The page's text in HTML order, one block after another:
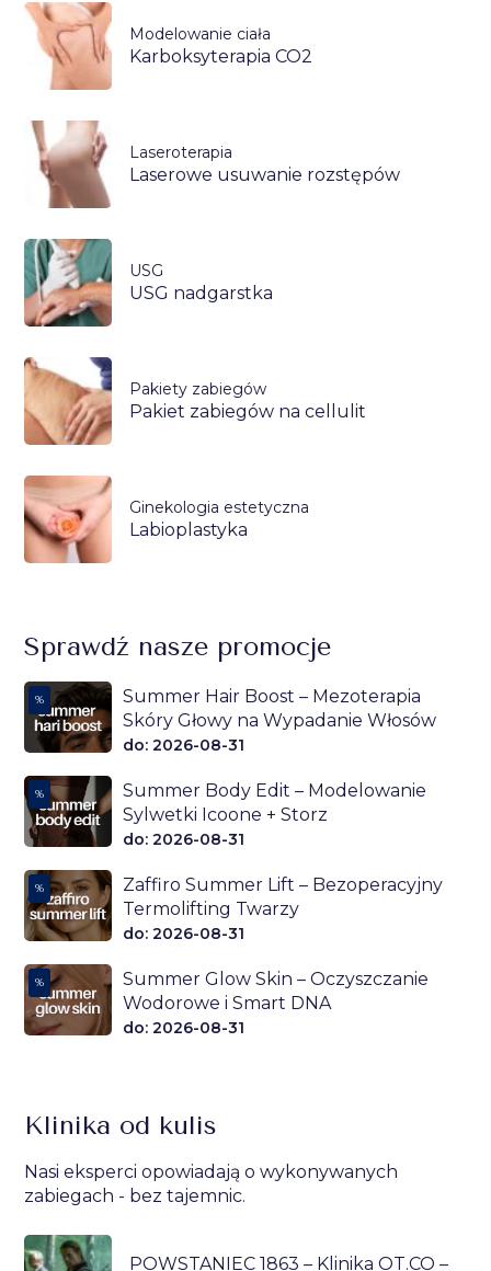
Modelowanie ciała
Karboksyterapia CO2
Laseroterapia
Laserowe usuwanie rozstępów
USG
USG nadgarstka
Pakiety zabiegów
Pakiet zabiegów na cellulit
Ginekologia estetyczna
Labioplastyka
Sprawdź nasze promocje
%
Summer Hair Boost – Mezoterapia
Skóry Głowy na Wypadanie Włosów
do: 2026-08-31
%
Summer Body Edit – Modelowanie
Sylwetki Icoone + Storz
do: 2026-08-31
%
Zaffiro Summer Lift – Bezoperacyjny
Termolifting Twarzy
do: 2026-08-31
%
Summer Glow Skin – Oczyszczanie
Wodorowe i Smart DNA
do: 2026-08-31
Klinika od kulis
Nasi eksperci opowiadają o wykonywanych
zabiegach - bez tajemnic.
POWSTANIEC 1863 – Klinika OT.CO –